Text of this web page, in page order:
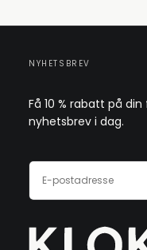
NYHETSBREV
Få 10 % rabatt på
nyhetsbrev i dag.
E-
POST